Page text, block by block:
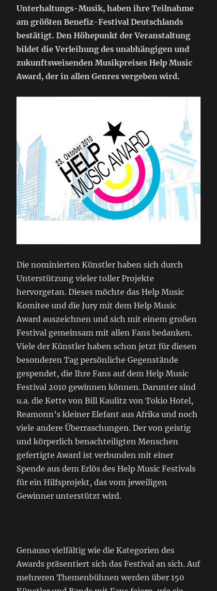
Unterhaltungs-Musik, haben ihre Teilnahme
am größten Benefiz-Festival Deutschlands
bestätigt. Den Höhepunkt der Veranstaltung
bildet die Verleihung des unabhängigen und
zukunftsweisenden Musikpreises Help Music
Award, der in allen Genres vergeben wird.
Die nominierten Künstler haben sich durch
Unterstützung vieler toller Projekte
hervorgetan. Dieses möchte das Help Music
Komitee und die Jury mit dem Help Music
Award auszeichnen und sich mit einem großen
Festival gemeinsam mit allen Fans bedanken.
Viele der Künstler haben schon jetzt für diesen
besonderen Tag persönliche Gegenstände
gespendet, die Ihre Fans auf dem Help Music
Festival 2010 gewinnen können. Darunter sind
u.a. die Kette von Bill Kaulitz von Tokio Hotel,
Reamonn’s kleiner Elefant aus Afrika und noch
viele andere Überraschungen. Der von geistig
und körperlich benachteiligten Menschen
gefertigte Award ist verbunden mit einer
Spende aus dem Erlös des Help Music Festivals
für ein Hilfsprojekt, das vom jeweiligen
Gewinner unterstützt wird.
Genauso vielfältig wie die Kategorien des
Awards präsentiert sich das Festival an sich. Auf
mehreren Themenbühnen werden über 150